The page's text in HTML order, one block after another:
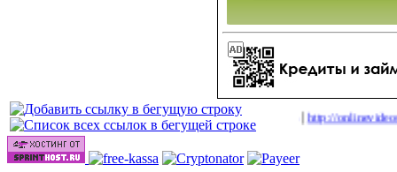
go/out.php(40)|http://onlinevideos.cc/videos/(42) http://onlinevideos.cc/